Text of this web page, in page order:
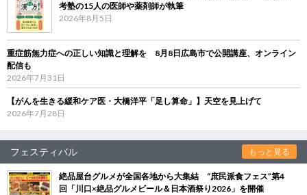
考塾の15人の医師や薬剤師が執筆
2026年8月5日
重症筋無力症への正しい知識と理解を 8月8日広島市で公開講座、オンライン
配信も
2026年7月31日
【がんを生きる緩和ケア医・大橋洋平「足し算命」】天空を見上げて
2026年7月28日
フェスティバル もっと見る
絶品屋台グルメが全国各地から大集結 “庶民派食フェス”第4
回「川口×絶品グルメビール＆日本酒祭り2026」を開催